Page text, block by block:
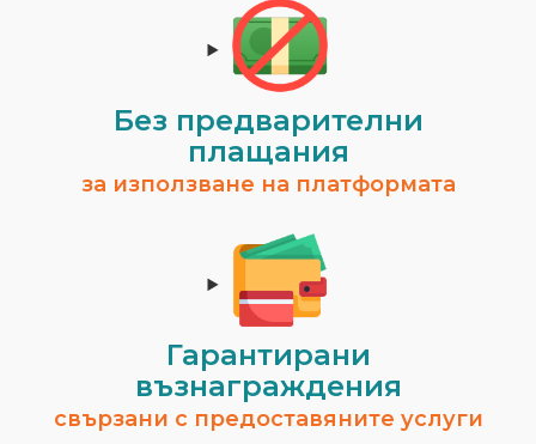
Без предварителни
плащания
за използване на платформата
Гарантирани
възнаграждения
свързани с предоставяните услуги